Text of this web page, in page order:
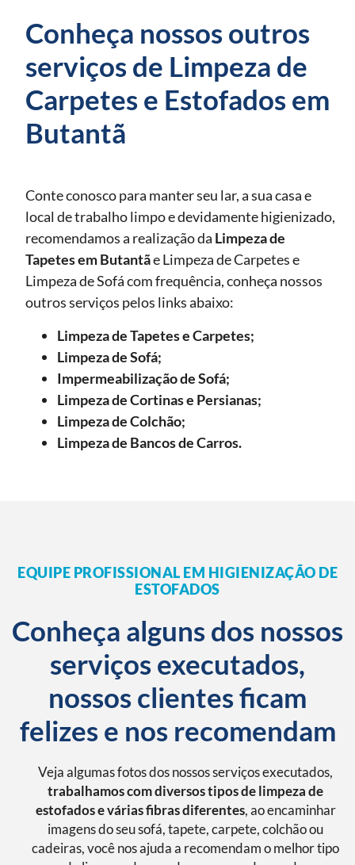
Conheça nossos outros
serviços de Limpeza de
Carpetes e Estofados em
Butantã
Conte conosco para manter seu lar, a sua casa e
local de trabalho limpo e devidamente higienizado,
recomendamos a realização da Limpeza de
Tapetesem Butantãe Limpeza de Carpetes e
Limpeza de Sofá com frequência, conheça nossos
outros serviços pelos links abaixo:
Limpeza de Tapetes e Carpetes;
Limpeza de Sofá;
Impermeabilização de Sofá;
Limpeza de Cortinas e Persianas;
Limpeza de Colchão;
Limpeza de Bancos de Carros.
EQUIPE PROFISSIONAL EM HIGIENIZAÇÃO DE
ESTOFADOS
Conheça alguns dos nossos
serviços executados,
nossos clientes ficam
felizes e nos recomendam
Veja algumas fotos dos nossos serviços executados,
trabalhamos com diversos tipos de limpeza de
estofados e várias fibras diferentes, ao encaminhar
imagens do seu sofá, tapete, carpete, colchão ou
cadeiras, você nos ajuda a recomendam o melhor tipo